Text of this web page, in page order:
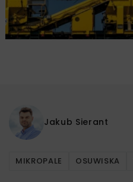
Jakub Sierant
MIKROPALE OSUWISKA